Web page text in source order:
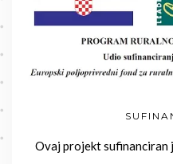
Ovaj projekt sufinanciran